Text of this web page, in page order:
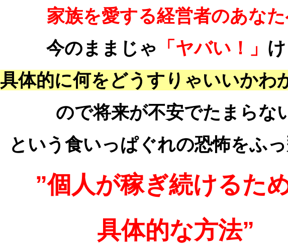
家族を愛する経営者のあな
今のままじゃ 「ヤバい！」
具体的に何をどうすりゃいいかわ
ので将来が不安でたまらな
という食いっぱぐれの恐怖をふ
”個人が稼ぎ続けるた
具体的な方法”